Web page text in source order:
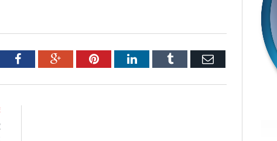
FacebookGoogle+PinterestLinkedInTumblr Email